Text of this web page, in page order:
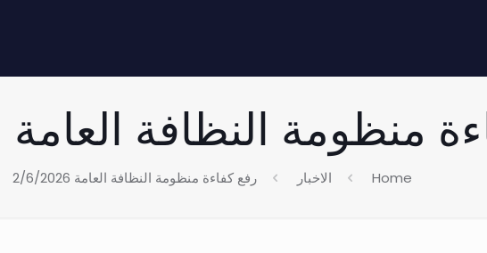
منظومة النظافة العامة 2/6/2026
Home الاخبار رفع كفاءة منظومة النظافة العامة 2/6/2026